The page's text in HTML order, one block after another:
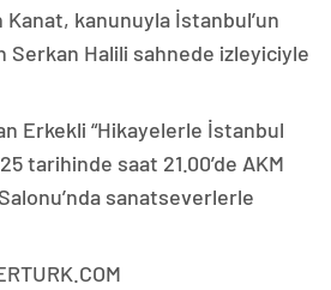
kanunuyla İstanbul’un
Halili sahnede izleyiciyle
Erkekli “Hikayelerle İstanbul
tarihinde saat 21.00’de AKM
sanatseverlerle